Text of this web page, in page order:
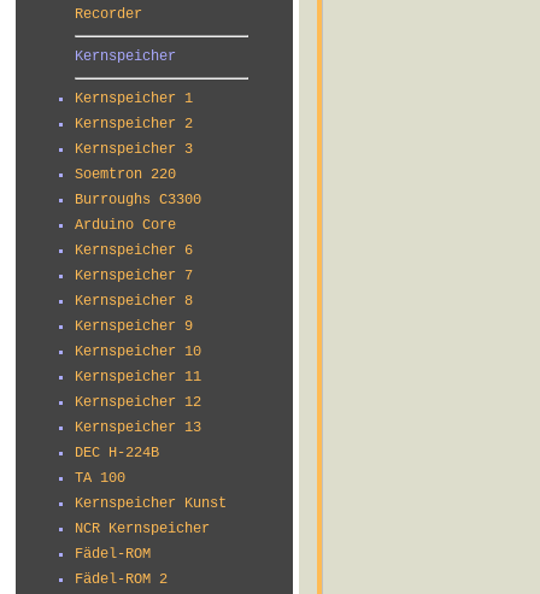
Recorder
Kernspeicher
Kernspeicher 1
Kernspeicher 2
Kernspeicher 3
Soemtron 220
Burroughs C3300
Arduino Core
Kernspeicher 6
Kernspeicher 7
Kernspeicher 8
Kernspeicher 9
Kernspeicher 10
Kernspeicher 11
Kernspeicher 12
Kernspeicher 13
DEC H-224B
TA 100
Kernspeicher Kunst
NCR Kernspeicher
Fädel-ROM
Fädel-ROM 2